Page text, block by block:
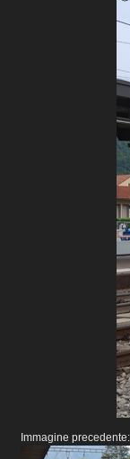
Immagine precedente: